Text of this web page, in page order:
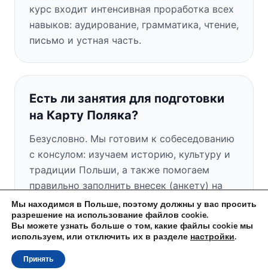
курс входит интенсивная проработка всех
навыков: аудирование, грамматика, чтение,
письмо и устная часть.
Есть ли занятия для подготовки
на Карту Поляка?
Безусловно. Мы готовим к собеседованию
с консулом: изучаем историю, культуру и
традиции Польши, а также помогаем
правильно заполнить внесек (анкету) на
Карту Поляка.
Есть ли у вас бесплатное пробное
Мы находимся в Польше, поэтому должны у вас просить
разрешение на использование файлов cookie.
Вы можете узнать больше о том, какие файлы cookie мы
используем, или отключить их в разделе настройки.
Принять